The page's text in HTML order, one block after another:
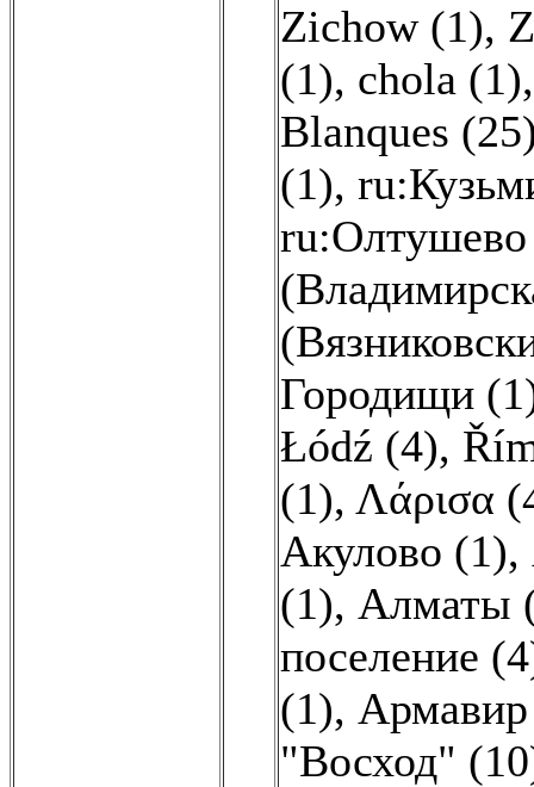
Zichow (1),
(1), chola (1)
Blanques
(1),
Городищи
Łódź (4),
(1), Λάρισα
Акулово (1),
(1), Алматы
поселение
(1),
"Восход"